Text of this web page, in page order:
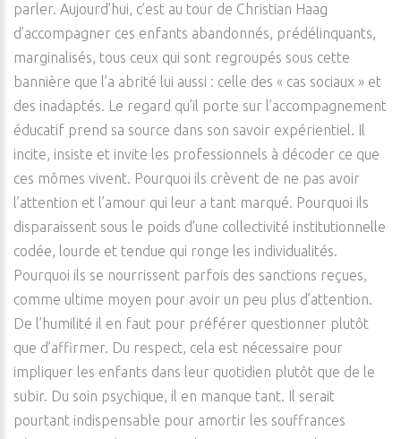
parler. Aujourd’hui, c’est au tour de Christian Haag
d’accompagner ces enfants abandonnés, prédélinquants,
marginalisés, tous ceux qui sont regroupés sous cette
bannière que l’a abrité lui aussi : celle des « cas sociaux » et
des inadaptés. Le regard qu’il porte sur l’accompagnement
éducatif prend sa source dans son savoir expérientiel. Il
incite, insiste et invite les professionnels à décoder ce que
ces mômes vivent. Pourquoi ils crèvent de ne pas avoir
l’attention et l’amour qui leur a tant marqué. Pourquoi ils
disparaissent sous le poids d’une collectivité institutionnelle
codée, lourde et tendue qui ronge les individualités.
Pourquoi ils se nourrissent parfois des sanctions reçues,
comme ultime moyen pour avoir un peu plus d’attention.
De l’humilité il en faut pour préférer questionner plutôt
que d’affirmer. Du respect, cela est nécessaire pour
impliquer les enfants dans leur quotidien plutôt que de le
subir. Du soin psychique, il en manque tant. Il serait
pourtant indispensable pour amortir les souffrances